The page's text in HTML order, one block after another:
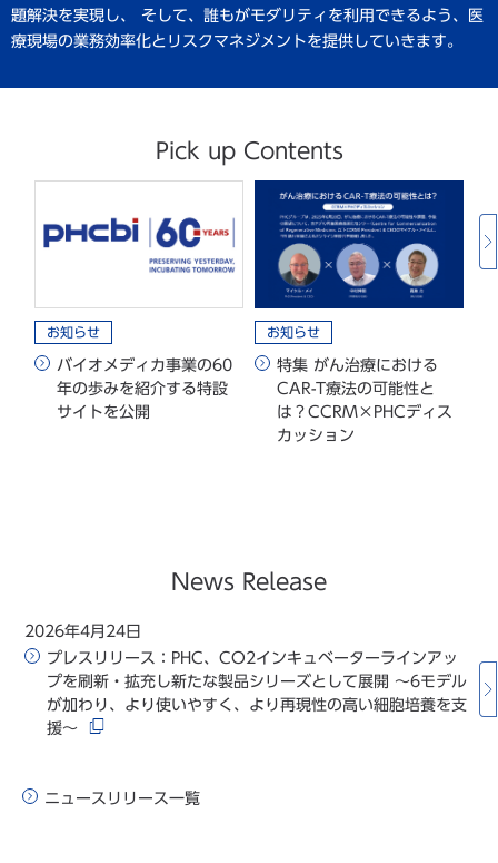
題解決を実現し、 そして、誰もがモダリティを利用できるよう、医
療現場の業務効率化とリスクマネジメントを提供していきます。
Pick up Contents
お知らせ
バイオメディカ事業の60
年の歩みを紹介する特設
サイトを公開
お知らせ
特集 がん治療における
CAR-T療法の可能性と
は？CCRM×PHCディス
カッション
News Release
2026年4月24日
プレスリリース：PHC、CO2インキュベーターラインアッ
プを刷新・拡充し新たな製品シリーズとして展開 ～6モデル
が加わり、より使いやすく、より再現性の高い細胞培養を支
援～
ニュースリリース一覧